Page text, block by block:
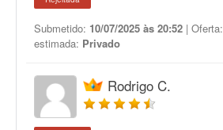
Submetido: 10/07/2025 às 20:52 | Oferta:
estimada: Privado
Rodrigo C.